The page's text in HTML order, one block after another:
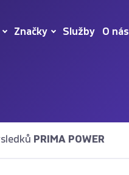
Značky Služby O nás
PRIMA POWER